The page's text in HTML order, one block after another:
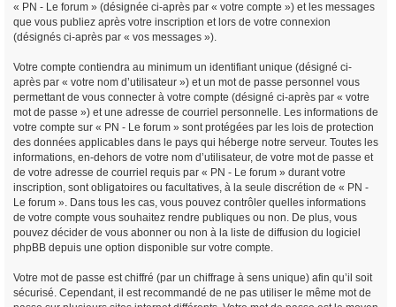
« PN - Le forum » (désignée ci-après par « votre compte ») et les messages
que vous publiez après votre inscription et lors de votre connexion
(désignés ci-après par « vos messages »).
Votre compte contiendra au minimum un identifiant unique (désigné ci-
après par « votre nom d’utilisateur ») et un mot de passe personnel vous
permettant de vous connecter à votre compte (désigné ci-après par « votre
mot de passe ») et une adresse de courriel personnelle. Les informations de
votre compte sur « PN - Le forum » sont protégées par les lois de protection
des données applicables dans le pays qui héberge notre serveur. Toutes les
informations, en-dehors de votre nom d’utilisateur, de votre mot de passe et
de votre adresse de courriel requis par « PN - Le forum » durant votre
inscription, sont obligatoires ou facultatives, à la seule discrétion de « PN -
Le forum ». Dans tous les cas, vous pouvez contrôler quelles informations
de votre compte vous souhaitez rendre publiques ou non. De plus, vous
pouvez décider de vous abonner ou non à la liste de diffusion du logiciel
phpBB depuis une option disponible sur votre compte.
Votre mot de passe est chiffré (par un chiffrage à sens unique) afin qu’il soit
sécurisé. Cependant, il est recommandé de ne pas utiliser le même mot de